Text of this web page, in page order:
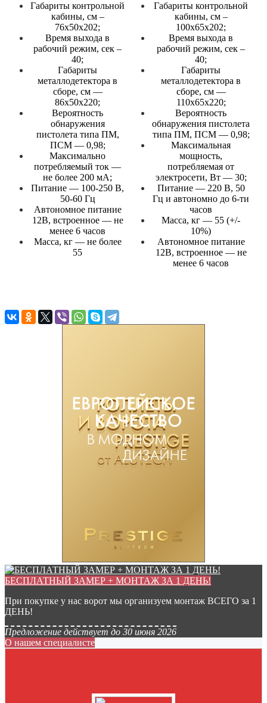
Габариты контрольной
кабины, см –
76х50х202;
Время выхода в
рабочий режим, сек –
40;
Габариты
металлодетектора в
сборе, см —
86х50х220;
Вероятность
обнаружения
пистолета типа ПМ,
ПСМ — 0,98;
Максимально
потребляемый ток —
не более 200 мА;
Питание — 100-250 В,
50-60 Гц
Автономное питание
12В, встроенное — не
менее 6 часов
Масса, кг — не более
55
Габариты контрольной
кабины, см –
100х65х202;
Время выхода в
рабочий режим, сек –
40;
Габариты
металлодетектора в
сборе, см —
110х65х220;
Вероятность
обнаружения пистолета
типа ПМ, ПСМ — 0,98;
Максимальная
мощность,
потребляемая от
электросети, Вт — 30;
Питание — 220 В, 50
Гц и автономно до 6-ти
часов
Масса, кг — 55 (+/-
10%)
Автономное питание
12В, встроенное — не
менее 6 часов
БЕСПЛАТНЫЙ ЗАМЕР + МОНТАЖ ЗА 1 ДЕНЬ!
При покупке у нас ворот мы организуем монтаж ВСЕГО за 1
ДЕНЬ!
Предложение действует до 30 июня 2026
О нашем специалисте